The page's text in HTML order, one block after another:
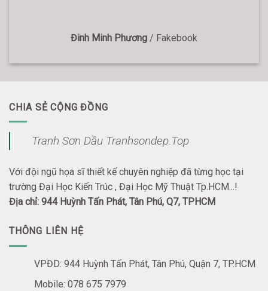
Đinh Minh Phương / Fakebook
CHIA SẺ CỘNG ĐỒNG
Tranh Sơn Dầu Tranhsondep.Top
Với đội ngũ họa sĩ thiết kế chuyên nghiệp đã từng học tại
trường Đại Học Kiến Trúc , Đại Học Mỹ Thuật Tp.HCM...!
Địa chỉ: 944 Huỳnh Tấn Phát, Tân Phú, Q7, TPHCM
THÔNG LIÊN HỆ
VPĐD: 944 Huỳnh Tấn Phát, Tân Phú, Quận 7, TP.HCM
Mobile: 078 675 7979